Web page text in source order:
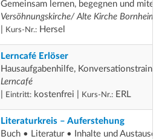
Gemeinsam lernen, begegnen und
Versöhnungskirche/ Alte Kirche Bornheim
Kurs-Nr.: Hersel
Lerncafé Erlöser
Hausaufgabenhilfe,
Lerncafé
Eintritt: kostenfrei | Kurs-Nr.: ERL
Literaturkreis – Auferstehung
Buch • Literatur • Inhalte und Austausch